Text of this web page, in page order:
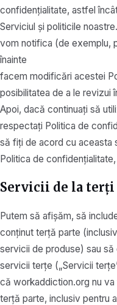
confidențialitate, astfel
Serviciul și politicile
vom notifica (de exemplu,
înainte
facem modificări acestei
posibilitatea de a le revizui
Apoi, dacă continuați să
respectați Politica de
să fiți de acord cu aceasta
Politica de
Servicii de la terți
Putem să afișăm, să
conținut terță parte
servicii de produse) sau
servicii terțe („Servicii
că workaddiction.org nu
terță parte, inclusiv pentru